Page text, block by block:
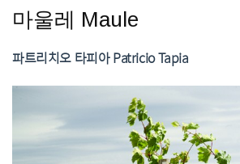
마울레 Maule
파트리치오 타피아 Patricio Tapia